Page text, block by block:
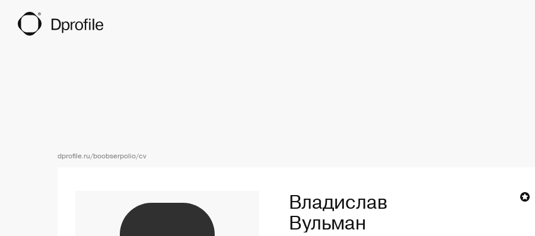
dprofile.ru/boobserpolio/cv
Ссылка на профиль пользователя Владислав ВульманВладислав
Вульман